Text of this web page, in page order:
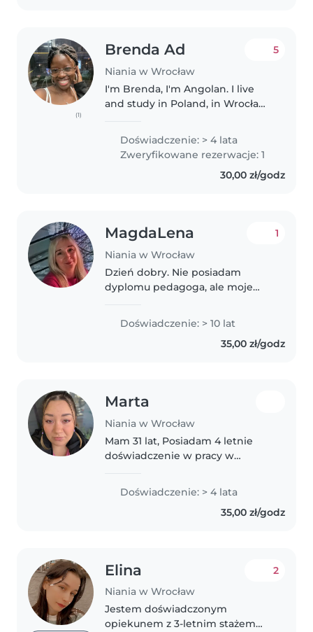
(1)
Brenda Ad
Niania w Wrocław
5
I'm Brenda, I'm Angolan. I live
and study in Poland, in Wrocław
since my teens I have taken care
of my 2 sisters who are now
teenagers. I'm friendly,..
Doświadczenie: > 4 lata
Zweryfikowane rezerwacje: 1
30,00 zł/godz
MagdaLena
Niania w Wrocław
1
Dzień dobry. Nie posiadam
dyplomu pedagoga, ale moje
godzinach spędzonych z
dziećmi, co nauczyło mnie
cierpliwości, opanowania i
Doświadczenie: > 10 lat
35,00 zł/godz
Marta
Niania w Wrocław
Mam 31 lat, Posiadam 4 letnie
doświadczenie w pracy w
rozwijam swoje umiejętności
jako mama trójki dzieci w tym
Doświadczenie: > 4 lata
35,00 zł/godz
Elina
Niania w Wrocław
2
Jestem doświadczonym
opiekunem z 3-letnim stażem